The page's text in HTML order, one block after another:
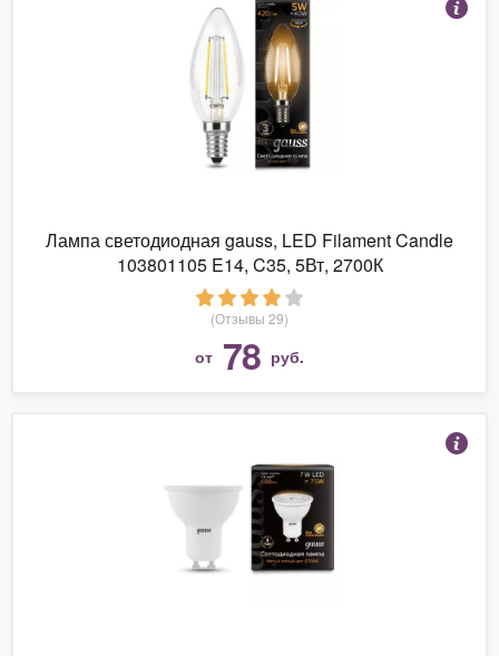
Лампа светодиодная gauss, LED Filament Candle
103801105 E14, C35, 5Вт, 2700К
(Отзывы 29)
от 78 руб.